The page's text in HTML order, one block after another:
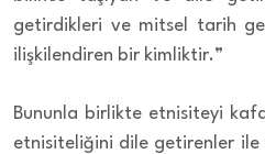
getirdikleri ve mitsel tarih
ilişkilendiren bir kimliktir.”
Bununla birlikte etnisiteyi
etnisiteliğini dile getirenler ile